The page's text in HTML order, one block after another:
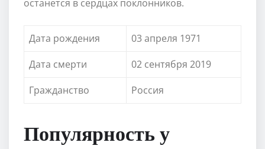
останется в сердцах поклонников.
Дата рождения
03 апреля 1971
Дата смерти
02 сентября 2019
Гражданство
Россия
Популярность у